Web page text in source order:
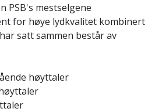
PSB's mestselgene
for høye lydkvalitet kombinert
satt sammen består av
høyttaler